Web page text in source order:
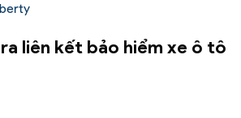
liên kết bảo hiểm xe ô tô